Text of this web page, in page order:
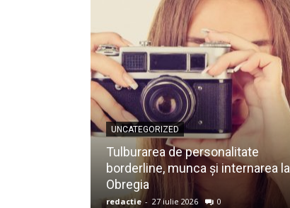
UNCATEGORIZED
Tulburarea de personalitate
borderline, munca și internarea la
Obregia
redactie - 27 iulie 2026 0